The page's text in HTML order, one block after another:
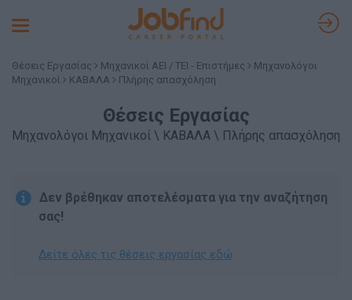
Toggle
Θέσεις Εργασίας Μηχανικοί ΑΕΙ / ΤΕΙ - Επιστήμες
Μηχανολόγοι
Μηχανικοί
ΚΑΒΑΛΑ Πλήρης απασχόληση
Θέσεις Εργασίας
Μηχανολόγοι Μηχανικοί \ ΚΑΒΑΛΑ \ Πλήρης απασχόληση
Δεν βρέθηκαν αποτελέσματα για την αναζήτηση
σας!
Δείτε όλες τις θέσεις εργασίας εδώ